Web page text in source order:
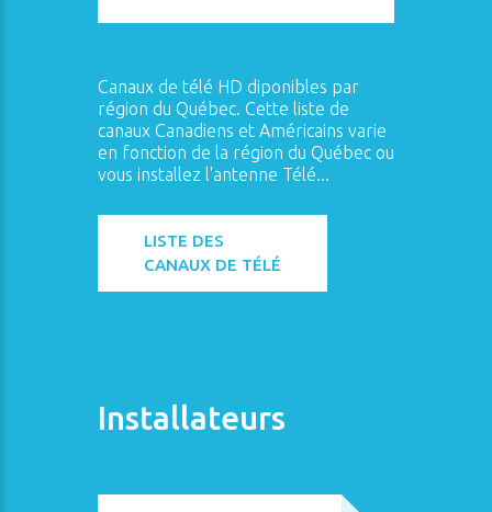
Canaux de télé HD diponibles par
région du Québec. Cette liste de
canaux Canadiens et Américains varie
en fonction de la région du Québec ou
vous installez l'antenne Télé...
LISTE DES
CANAUX DE TÉLÉ
Installateurs